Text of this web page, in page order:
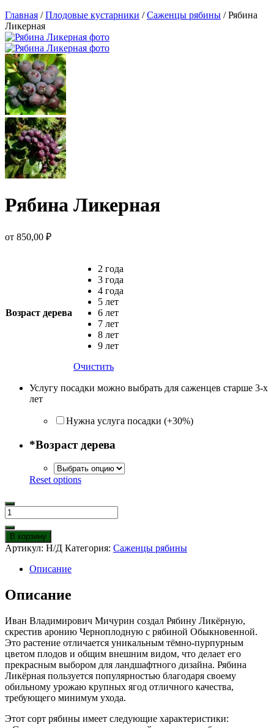
Главная /Плодовые кустарники /Саженцы рябины / Рябина
Ликерная
Рябина Ликерная
от 850,00 ₽
Возраст дерева
2 года
3 года
4 года
5 лет
6 лет
7 лет
8 лет
9 лет
Очистить
Услугу посадки можно выбрать для саженцев старше 3-х
лет
Нужна услуга посадки (+30%)
*Возраст дерева
Reset options
Количество
товара
Рябина
Ликерная
В корзину
Артикул: Н/Д Категория: Саженцы рябины
Описание
Описание
Иван Владимирович Мичурин создал Рябину Ликёрную,
скрестив аронию Черноплодную с рябиной Обыкновенной.
Это растение отличается уникальным тёмно-пурпурным
цветом плодов и общим внешним видом, что делает его
прекрасным выбором для ландшафтного дизайна. Рябина
Ликёрная пользуется популярностью благодаря своему
обильному урожаю крупных ягод отличного качества,
требующего минимум ухода.
Этот сорт рябины имеет следующие характеристики: